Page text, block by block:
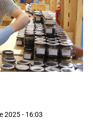
2025 - 16:03